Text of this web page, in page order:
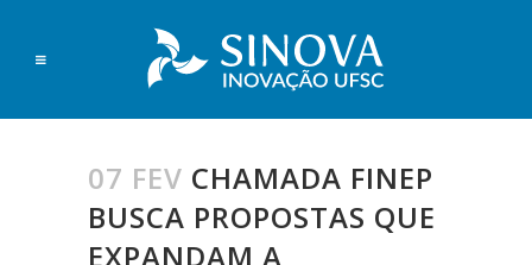
07 FEV CHAMADA FINEP
BUSCA PROPOSTAS QUE
EXPANDAM A